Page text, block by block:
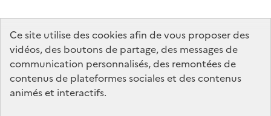
Ce site utilise des cookies afin de vous proposer des
vidéos, des boutons de partage, des messages de
communication personnalisés, des remontées de
contenus de plateformes sociales et des contenus
animés et interactifs.
MINISTÈRE
DE LA CULTURE